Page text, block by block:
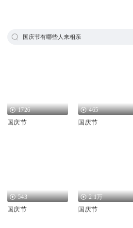
国庆节有哪些人来相亲
1726
国庆节
465
国庆节
543
国庆节
2.1万
国庆节